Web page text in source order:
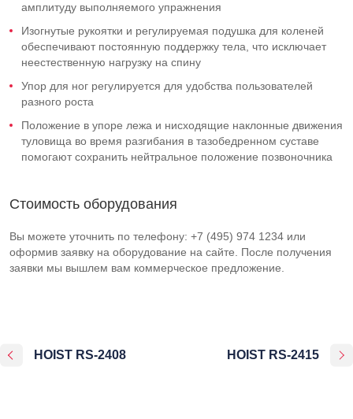
амплитуду выполняемого упражнения
Изогнутые рукоятки и регулируемая подушка для коленей
обеспечивают постоянную поддержку тела, что исключает
неестественную нагрузку на спину
Упор для ног регулируется для удобства пользователей
разного роста
Положение в упоре лежа и нисходящие наклонные движения
туловища во время разгибания в тазобедренном суставе
помогают сохранить нейтральное положение позвоночника
Стоимость оборудования
Вы можете уточнить по телефону: +7 (495) 974 1234 или
оформив заявку на оборудование на сайте. После получения
заявки мы вышлем вам коммерческое предложение.
HOIST RS-2408 HOIST RS-2415